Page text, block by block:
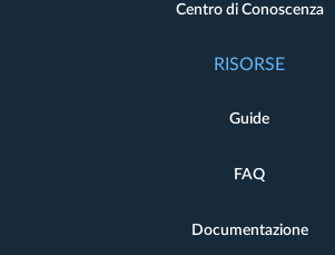
Centro di Conoscenza
RISORSE
Guide
FAQ
Documentazione